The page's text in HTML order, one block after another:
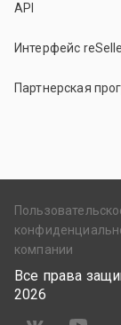
API
Интерфейс
Партнерская
компании
Все права
2026